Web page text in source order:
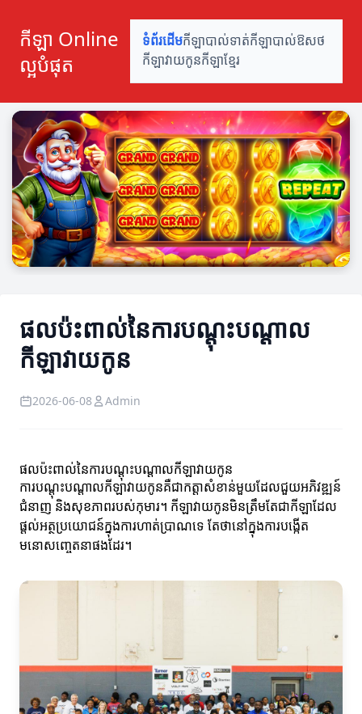
កីឡា Online
ល្អបំផុត
ទំព័រដើមកីឡាបាល់ទាត់កីឡាបាល់ឱសថ
កីឡាវាយកូនកីឡាខ្មែរ
ផលប៉ះពាល់នៃការបណ្ដុះបណ្ដាល
កីឡាវាយកូន
2026-06-08 Admin
ផលប៉ះពាល់នៃការបណ្ដុះបណ្ដាលកីឡាវាយកូន
ការបណ្ដុះបណ្ដាលកីឡាវាយកូនគឺជាកត្តាសំខាន់មួយដែលជួយអភិវឌ្ឍន៍
ជំនាញ និងសុខភាពរបស់កុមារ។ កីឡាវាយកូនមិនត្រឹមតែជាកីឡាដែល
ផ្តល់អត្ថប្រយោជន៍ក្នុងការហាត់ប្រាណទេ តែថានៅក្នុងការបង្កើត
មនោសញ្ចេតនាផងដែរ។